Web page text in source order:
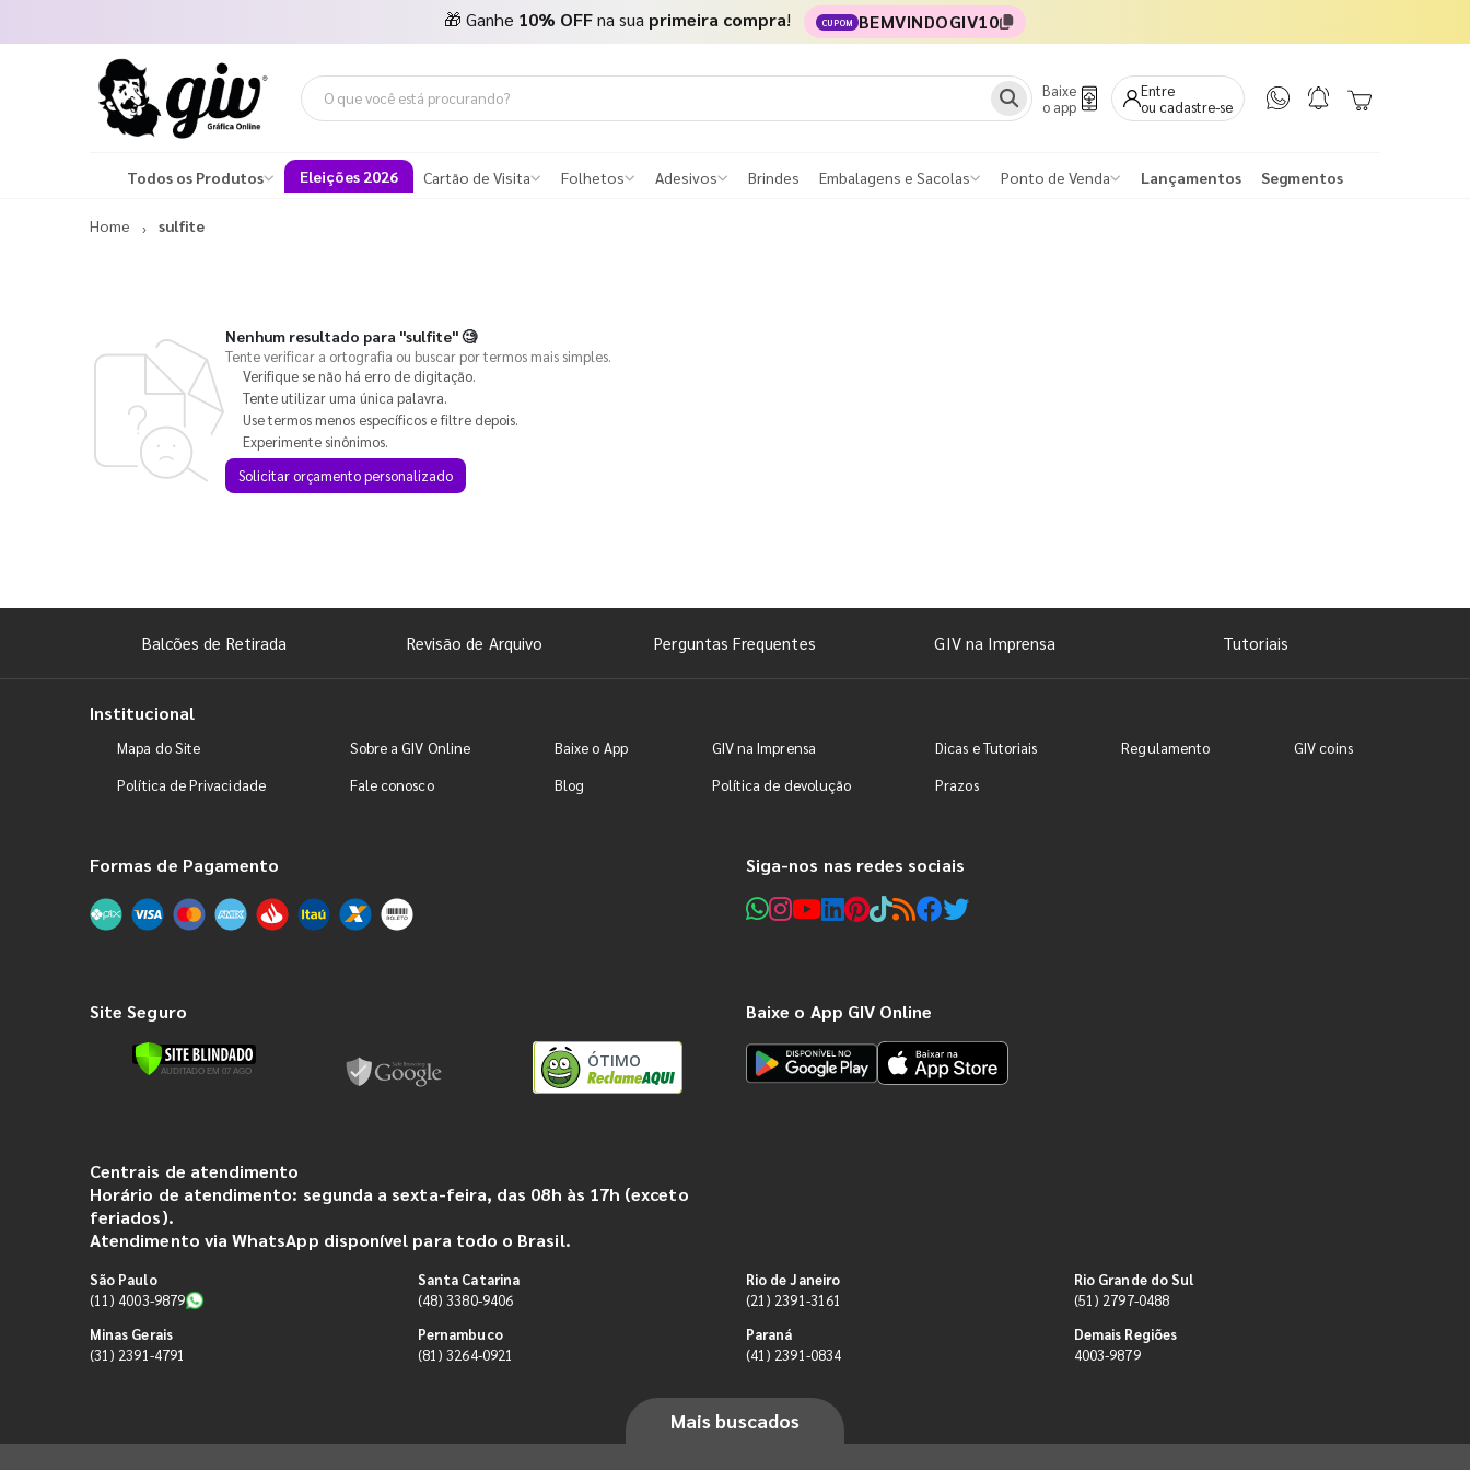
🎁 Ganhe 10% OFFna sua primeira compra! CUPOM BEMVINDOGIV10
Baixe
o app
Entre
ou cadastre-se
Todos os Produtos Eleições 2026 Cartão de Visita Folhetos Adesivos Brindes Embalagens e Sacolas Ponto de Venda Lançamentos Segmentos
Home sulfite
Nenhum resultado para "sulfite"🧐
Tente verificar a ortografia ou buscar por termos mais simples.
Verifique se não há erro de digitação.
Tente utilizar uma única palavra.
Use termos menos específicos e filtre depois.
Experimente sinônimos.
Solicitar orçamento personalizado
Balcões de Retirada Revisão de Arquivo Perguntas Frequentes GIV na Imprensa Tutoriais
Institucional
Mapa do Site Sobre a GIV Online Baixe o App GIV na Imprensa Dicas e Tutoriais Regulamento
GIV coins
Política de Privacidade
Fale conosco Blog Política de devolução Prazos
Formas de Pagamento Siga-nos nas redes sociais
Site Seguro
ÓTIMO
Baixe o App GIV Online
Centrais de atendimento
Horário de atendimento: segunda a sexta-feira, das 08h às 17h (exceto
feriados).
Atendimento via WhatsApp disponível para todo o Brasil.
São Paulo
(11) 4003-9879
Minas Gerais
(31) 2391-4791
Santa Catarina
(48) 3380-9406
Pernambuco
(81) 3264-0921
Rio de Janeiro
(21) 2391-3161
Paraná
(41) 2391-0834
Rio Grande do Sul
(51) 2797-0488
Demais Regiões
4003-9879
Mais buscados